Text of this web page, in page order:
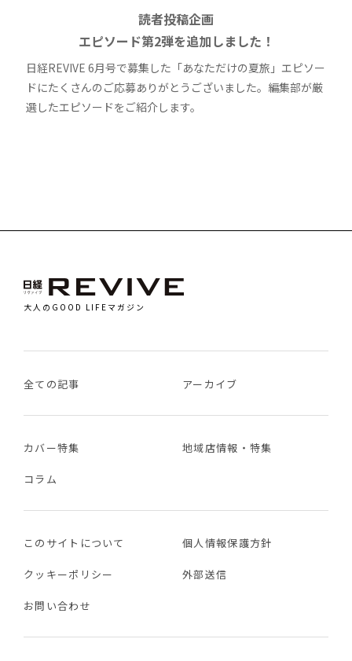
読者投稿企画
エピソード第2弾を追加しました！
日経REVIVE 6月号で募集した「あなただけの夏旅」エピソー
ドにたくさんのご応募ありがとうございました。編集部が厳
選したエピソードをご紹介します。
大人のGOOD LIFEマガジン
全ての記事 アーカイブ
カバー特集 地域店情報・特集
コラム
このサイトについて 個人情報保護方針
クッキーポリシー 外部送信
お問い合わせ